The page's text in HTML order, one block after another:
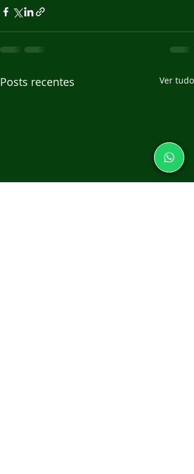
Posts recentes Ver tudo